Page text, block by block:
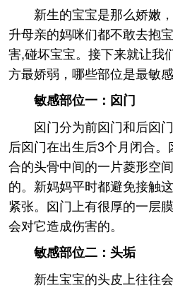
新生的宝宝是那么娇嫩
升母亲的妈咪们都不敢去抱
害,碰坏宝宝。接下来就让我
方最娇弱，哪些部位是最敏
敏感部位一：囟门
囟门分为前囟门和后囟
后囟门在出生后3个月闭合
合的头骨中间的一片菱形空
的。新妈妈平时都避免接触
紧张。囟门上有很厚的一层
会对它造成伤害的。
敏感部位二：头垢
新生宝宝的头皮上往往